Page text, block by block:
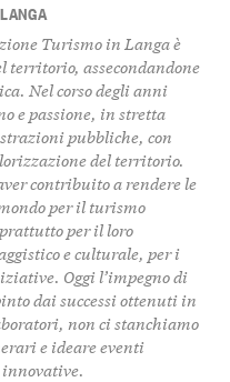
Turismo in Langa è
territorio, assecondandone
Nel corso degli anni
e passione, in stretta
pubbliche, con
del territorio.
contribuito a rendere le
per il turismo
per il loro
e culturale, per i
Oggi l’impegno di
dai successi ottenuti in
non ci stanchiamo
e ideare eventi